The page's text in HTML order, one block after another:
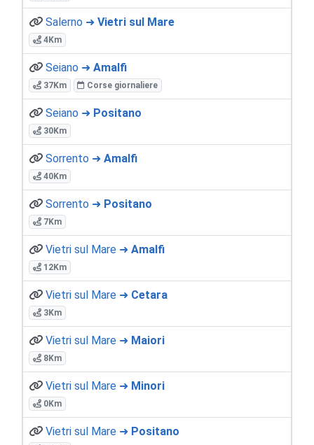
Salerno ➜ Vietri sul Mare
4Km
Seiano ➜ Amalfi
37Km Corse giornaliere
Seiano ➜ Positano
30Km
Sorrento ➜ Amalfi
40Km
Sorrento ➜ Positano
7Km
Vietri sul Mare ➜ Amalfi
12Km
Vietri sul Mare ➜ Cetara
3Km
Vietri sul Mare ➜ Maiori
8Km
Vietri sul Mare ➜ Minori
0Km
Vietri sul Mare ➜ Positano